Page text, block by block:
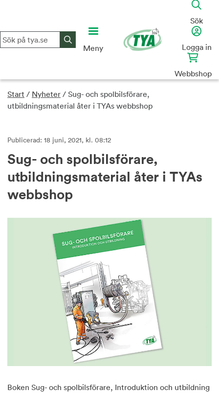
content
Meny
Sök
Logga in
Webbshop
Start / Nyheter / Sug- och spolbilsförare,
utbildningsmaterial åter i TYAs webbshop
Publicerad: 18 juni, 2021, kl. 08:12
Sug- och spolbilsförare,
utbildningsmaterial åter i TYAs
webbshop
Boken Sug- och spolbilsförare, Introduktion och utbildning